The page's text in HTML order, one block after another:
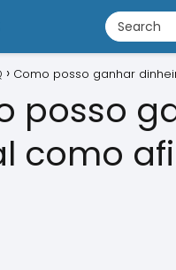
Como posso ganhar
posso
como